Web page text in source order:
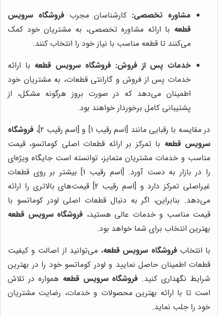
مشاوره تخصصی: کارشناسان مجربفروشگاه سرویس
قطعه با ارائه مشاوره تخصصی، به مشتریان خود کمک
می‌کنند تا قطعه مناسب با نیاز خود را انتخاب کنند.
خدمات پس از فروش: فروشگاه سرویس قطعه با ارائه
خدمات پس از فروش و گارانتی قطعات، به مشتریان خود
اطمینان می‌دهد که در صورت بروز هرگونه مشکل، از
پشتیبانی کامل برخوردار خواهند بود.
در مقایسه با رقبایی مانند [اسم رقیب 1] و [اسم رقیب 2]،
فروشگاه
سرویس قطعه با تمرکز بر ارائه قطعات اصلی کوماتسو، قیمت
مناسب و خدمات مشتریان متمایز، توانسته است جایگاه ویژه‌ای
را در بازار به دست آورد. [اسم رقیب 1] بیشتر بر روی قطعات
غیراصلی تمرکز دارد و [اسم رقیب 2] قیمت‌های بالاتری را ارائه
می‌دهد. بنابراین، اگر به دنبال قطعات اصلی لودر کوماتسو با
قیمت مناسب و خدمات عالی هستید، فروشگاه سرویس قطعه
بهترین انتخاب برای شما خواهد بود.
با انتخابفروشگاه سرویس قطعه، می‌توانید از اصالت و کیفیت
قطعات اطمینان حاصل نمایید و لودر کوماتسو خود را در بهترین
شرایط نگهداری کنید. فروشگاه سرویس قطعه همواره در تلاش
است تا با ارائه بهترین محصولات و خدمات، رضایت مشتریان
خود را جلب نماید.